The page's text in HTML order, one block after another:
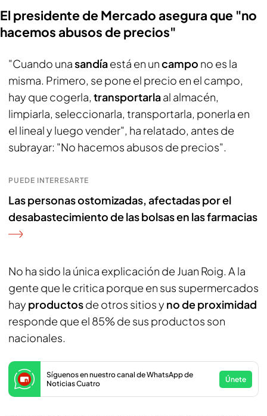
El presidente de Mercado asegura que "no
hacemos abusos de precios"
"Cuando unasandíaestá en uncampo no es la
misma. Primero, se pone el precio en el campo,
hay que cogerla, transportarlaal almacén,
limpiarla, seleccionarla, transportarla, ponerla en
el lineal y luego vender", ha relatado, antes de
subrayar: "No hacemos abusos de precios".
PUEDE INTERESARTE
Las personas ostomizadas, afectadas por el
desabastecimiento de las bolsas en las farmacias
No ha sido la única explicación de Juan Roig. A la
gente que le critica porque en sus supermercados
hay productosde otros sitios y no de proximidad
responde que el 85% de sus productos son
nacionales.
Síguenos en nuestro canal de WhatsApp de
Noticias Cuatro
Únete